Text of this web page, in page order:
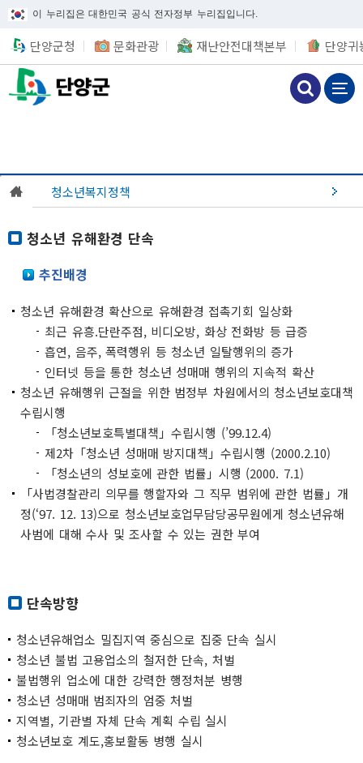
이 누리집은 대한민국 공식 전자정부 누리집입니다.
단양군청 문화관광 재난안전대책본부 단양귀
청소년복지정책
청소년 유해환경 단속
추진배경
청소년 유해환경 확산으로 유해환경 접촉기회 일상화
최근 유흥.단란주점, 비디오방, 화상 전화방 등 급증
흡연, 음주, 폭력행위 등 청소년 일탈행위의 증가
인터넷 등을 통한 청소년 성매매 행위의 지속적 확산
청소년 유해행위 근절을 위한 범정부 차원에서의 청소년보호대책
수립시행
「청소년보호특별대책」수립시행 (’99.12.4)
제2차「청소년 성매매 방지대책」수립시행 (2000.2.10)
「청소년의 성보호에 관한 법률」시행 (2000. 7.1)
「사법경찰관리 의무를 행할자와 그 직무 범위에 관한 법률」개
정(‘97. 12. 13)으로 청소년보호업무담당공무원에게 청소년유해
사범에 대해 수사 및 조사할 수 있는 권한 부여
단속방향
청소년유해업소 밀집지역 중심으로 집중 단속 실시
청소년 불법 고용업소의 철저한 단속, 처벌
불법행위 업소에 대한 강력한 행정처분 병행
청소년 성매매 범죄자의 엄중 처벌
지역별, 기관별 자체 단속 계획 수립 실시
청소년보호 계도,홍보활동 병행 실시